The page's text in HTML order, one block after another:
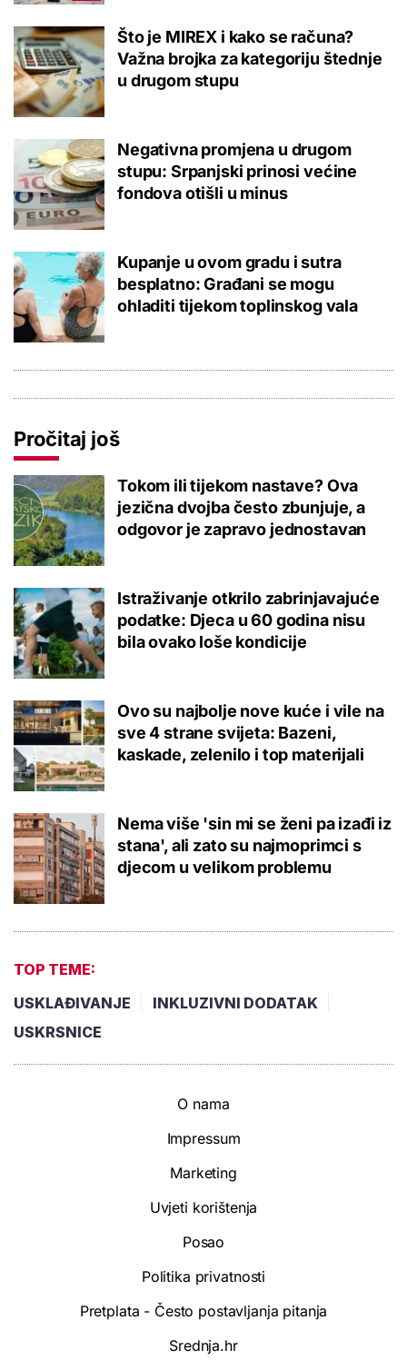
Što je MIREX i kako se računa?
Važna brojka za kategoriju štednje
u drugom stupu
Negativna promjena u drugom
stupu: Srpanjski prinosi većine
fondova otišli u minus
Kupanje u ovom gradu i sutra
besplatno: Građani se mogu
ohladiti tijekom toplinskog vala
Pročitaj još
Tokom ili tijekom nastave? Ova
jezična dvojba često zbunjuje, a
odgovor je zapravo jednostavan
Istraživanje otkrilo zabrinjavajuće
podatke: Djeca u 60 godina nisu
bila ovako loše kondicije
Ovo su najbolje nove kuće i vile na
sve 4 strane svijeta: Bazeni,
kaskade, zelenilo i top materijali
Nema više 'sin mi se ženi pa izađi iz
stana', ali zato su najmoprimci s
djecom u velikom problemu
TOP TEME:
USKLAĐIVANJE
INKLUZIVNI DODATAK
USKRSNICE
O nama
Impressum
Marketing
Uvjeti korištenja
Posao
Politika privatnosti
Pretplata - Često postavljanja pitanja
Srednja.hr